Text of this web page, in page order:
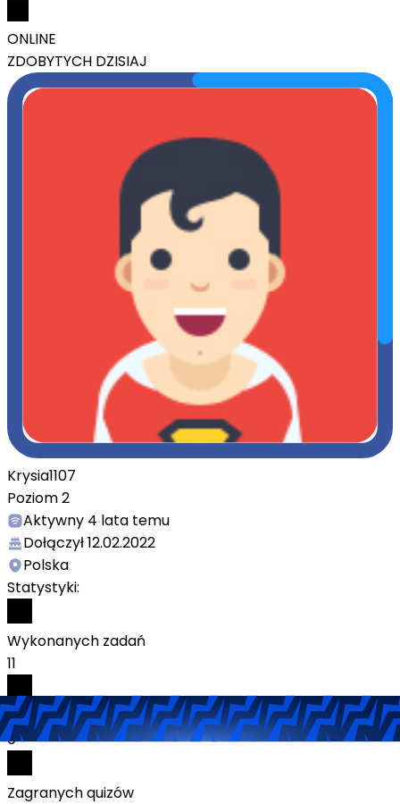
ONLINE
ZDOBYTYCH DZISIAJ
Krysia1107
Poziom2
Aktywny 4 lata temu
Dołączył12.02.2022
Polska
Statystyki:
Wykonanych zadań
11
Odebranych nagród
0
Zagranych quizów